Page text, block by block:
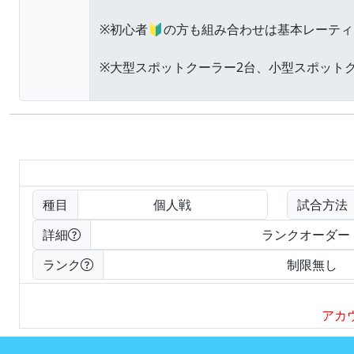
種目 個人戦
試合方法
詳細
ランクオーダー
ランク
制限無し
アカ